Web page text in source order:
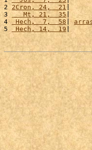
2 2Cron, 24,  21 |
3
   Mt, 21,  35
4 Hech,  7,  58 |
5
Hech, 14,  19 |